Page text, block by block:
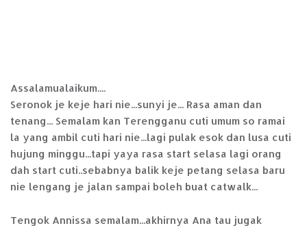
Assalamualaikum....
Seronok je keje hari nie...sunyi je... Rasa aman dan
tenang... Semalam kan Terengganu cuti umum so ramai
la yang ambil cuti hari nie...lagi pulak esok dan lusa cuti
hujung minggu...tapi yaya rasa start selasa lagi orang
dah start cuti..sebabnya balik keje petang selasa baru
nie lengang je jalan sampai boleh buat catwalk...
Tengok Annissa semalam...akhirnya Ana tau jugak